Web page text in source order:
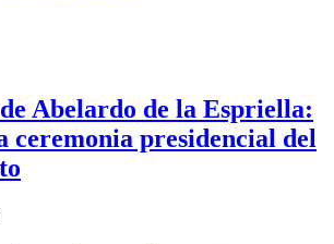
Abelardo de la Espriella:
ceremonia presidencial del